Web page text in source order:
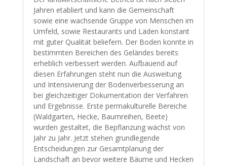
Jahren etabliert und kann die Gemeinschaft
sowie eine wachsende Gruppe von Menschen im
Umfeld, sowie Restaurants und Läden konstant
mit guter Qualität beliefern. Der Boden konnte in
bestimmten Bereichen des Geländes bereits
erheblich verbessert werden. Aufbauend auf
diesen Erfahrungen steht nun die Ausweitung
und Intensivierung der Bodenverbesserung an
bei gleichzeitiger Dokumentation der Verfahren
und Ergebnisse. Erste permakulturelle Bereiche
(Waldgarten, Hecke, Baumreihen, Beete)
wurden gestaltet, die Bepflanzung wächst von
Jahr zu Jahr. Jetzt stehen grundlegende
Entscheidungen zur Gesamtplanung der
Landschaft an bevor weitere Bäume und Hecken